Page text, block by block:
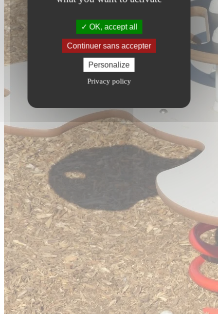
OK, accept all
Continuer sans accepter
Personalize
Privacy policy